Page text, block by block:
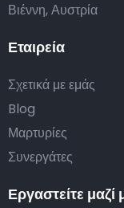
Εταιρεία
Σχετικά με εμάς
Blog
Μαρτυρίες
Συνεργάτες
Εργαστείτε μαζί
Βιέννη, Αυστρία